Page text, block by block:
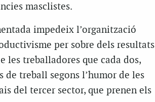
masclistes.
impedeix l’organització
per sobre dels resultats
les treballadores que cada dos,
de treball segons l’humor de les
del tercer sector, que prenen els